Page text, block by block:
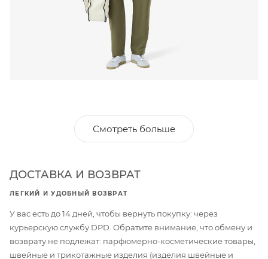
Смотреть больше
ДОСТАВКА И ВОЗВРАТ
ЛЕГКИЙ И УДОБНЫЙ ВОЗВРАТ
У вас есть до 14 дней, чтобы вернуть покупку: через
курьерскую службу DPD. Обратите внимание, что обмену и
возврату не подлежат: парфюмерно-косметические товары,
швейные и трикотажные изделия (изделия швейные и